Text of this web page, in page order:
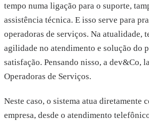
tempo numa ligação para o suporte,
assistência técnica. E isso serve para
operadoras de serviços. Na atualidade,
agilidade no atendimento e solução do
satisfação. Pensando nisso, a dev&Co,
Operadoras de Serviços.
Neste caso, o sistema atua diretamente
empresa, desde o atendimento